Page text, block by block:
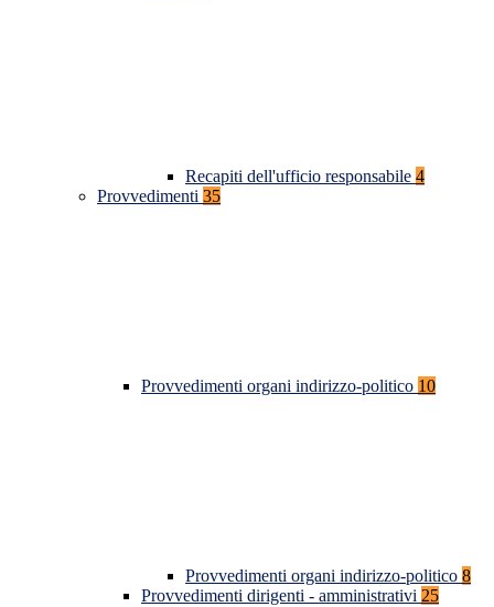
Recapiti dell'ufficio responsabile 4
Provvedimenti 35
Provvedimenti organi indirizzo-politico 10
Provvedimenti organi indirizzo-politico 8
Provvedimenti dirigenti - amministrativi 25